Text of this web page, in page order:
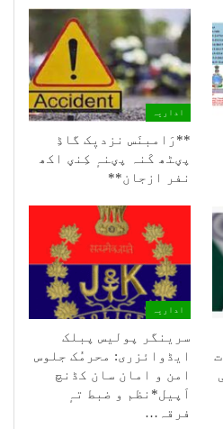
اداریہ
**رَامبنَس نزدیٖک گاڈِ
پؠٹھ کَنہ پؠنہٕ کِنؠ اکھ
نفر ازجان**
اداریہ
سرینگر پولیس پبلک
ایڈوائزری: محرمُک جلوس
امن و امان سان کڈنچ
اَپیل*نظم و ضبط تہٕ
فرقہ…